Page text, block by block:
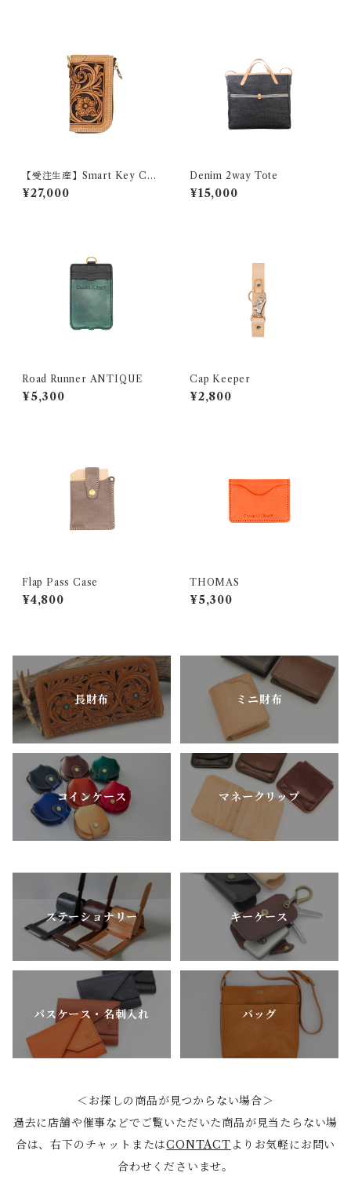
【受注生産】Smart Key Cas
e 『GROUND CRAFT』
¥27,000
Denim 2way Tote
¥15,000
Road Runner ANTIQUE
¥5,300
Cap Keeper
¥2,800
Flap Pass Case
¥4,800
THOMAS
¥5,300
長財布 ミニ財布
コインケース マネークリップ
ステーショナリー キーケース
パスケース・名刺入れ バッグ
＜お探しの商品が見つからない場合＞
過去に店舗や催事などでご覧いただいた商品が見当たらない場
合は、右下のチャットまたはCONTACT よりお気軽にお問い
合わせくださいませ。